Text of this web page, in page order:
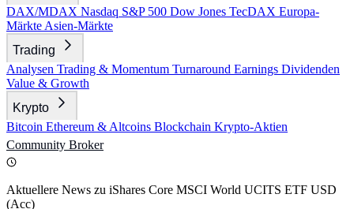
DAX/MDAX Nasdaq S&P 500 Dow Jones TecDAX Europa-
Märkte Asien-Märkte
Trading
Analysen Trading & Momentum Turnaround Earnings Dividenden
Value & Growth
Krypto
Bitcoin Ethereum & Altcoins Blockchain Krypto-Aktien
Community Broker
Aktuellere News zu iShares Core MSCI World UCITS ETF USD
(Acc)